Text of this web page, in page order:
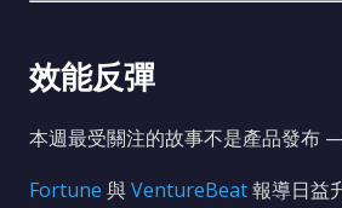
效能反彈
本週最受關注的故事不是產品發布 —
Fortune 與VentureBeat報導日益